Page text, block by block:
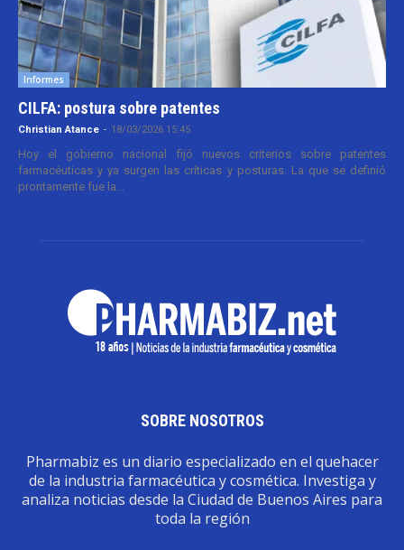
Informes
CILFA: postura sobre patentes
Christian Atance - 18/03/2026 15:45
Hoy el gobierno nacional fijó nuevos criterios sobre patentes
farmacéuticas y ya surgen las críticas y posturas. La que se definió
prontamente fue la...
SOBRE NOSOTROS
Pharmabiz es un diario especializado en el quehacer
de la industria farmacéutica y cosmética. Investiga y
analiza noticias desde la Ciudad de Buenos Aires para
toda la región